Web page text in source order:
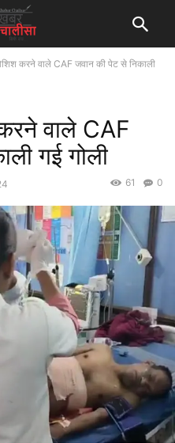
करने वाले CAF जवान की पेट से निकाली
वाले CAF
गई गोली
0
61